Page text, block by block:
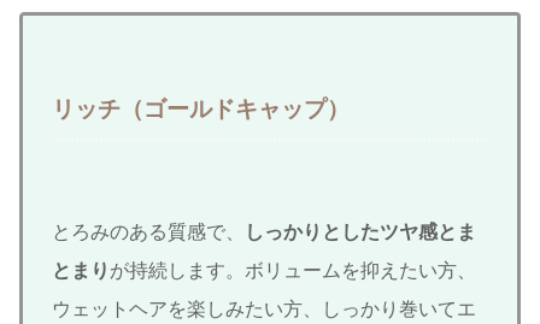
リッチ（ゴールドキャップ）
とろみのある質感で、
しっかりとしたツヤ感とま
とまり が持続します。ボリュームを抑えたい方、
ウェットヘアを楽しみたい方、しっかり巻いてエ